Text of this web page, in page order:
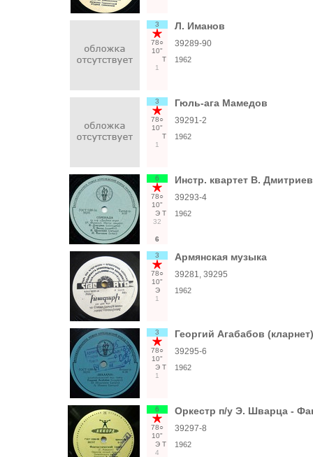
3
78○
10"
Т
1
Л. Иманов
39289-90
1962
3
78○
10"
Т
1
Гюль-ага Мамедов
39291-2
1962
6
78○
10"
Э Т
32
6
Инстр. квартет В.
39293-4
1962
3
78○
10"
Э
1
Армянская музыка
39281, 39295
1962
3
78○
10"
Э Т
1
Георгий Агабабов
39295-6
1962
6
78○
10"
Э Т
4
Оркестр п/у Э. Шварца -
39297-8
1962